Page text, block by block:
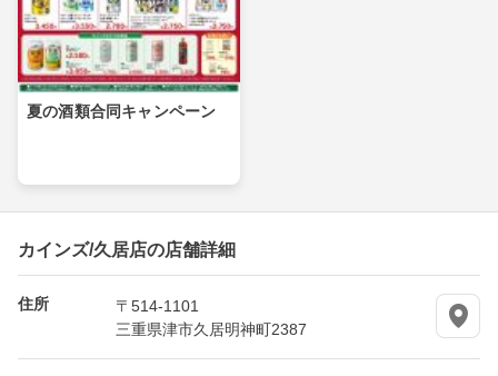
夏の酒類合同キャンペーン
カインズ/久居店の店舗詳細
住所
〒514-1101
三重県津市久居明神町2387